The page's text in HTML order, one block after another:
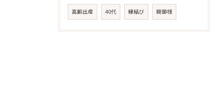
高齢出産 40代 縁結び 親御様